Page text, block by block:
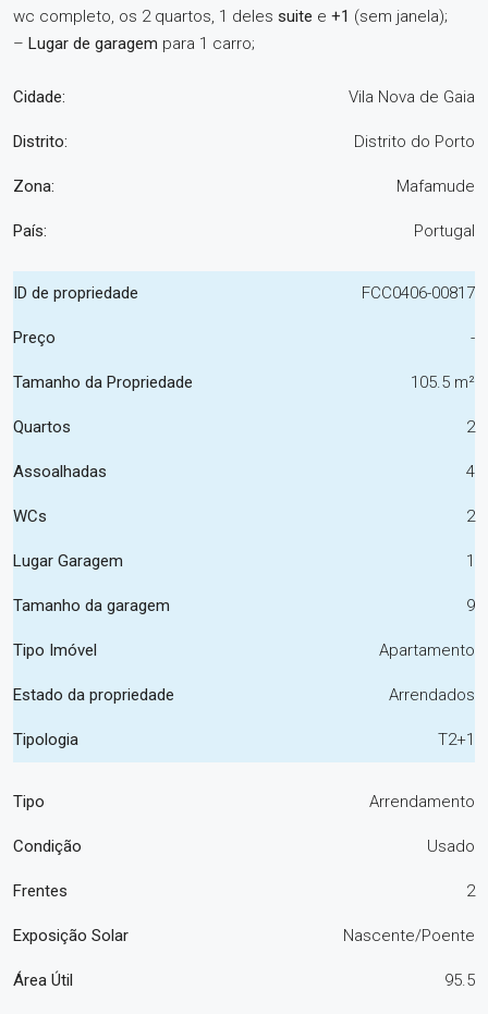
wc completo, os 2 quartos, 1 deles suite e +1 (sem janela);
– Lugar de garagem para 1 carro;
Cidade: Vila Nova de Gaia
Distrito: Distrito do Porto
Zona: Mafamude
País: Portugal
ID de propriedade FCC0406-00817
Preço -
Tamanho da Propriedade 105.5 m²
Quartos 2
Assoalhadas 4
WCs 2
Lugar Garagem 1
Tamanho da garagem 9
Tipo Imóvel Apartamento
Estado da propriedade Arrendados
Tipologia T2+1
Tipo Arrendamento
Condição Usado
Frentes 2
Exposição Solar Nascente/Poente
Área Útil 95.5